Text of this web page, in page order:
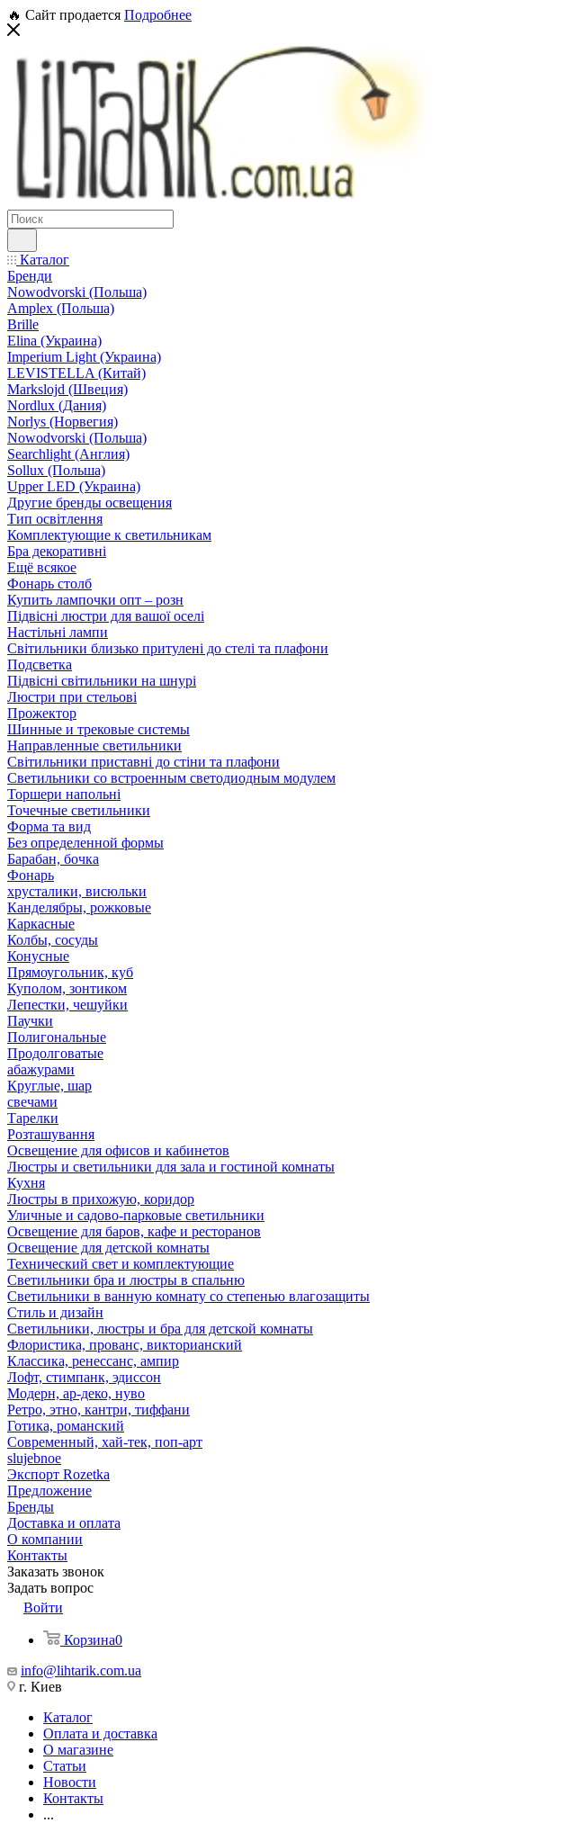
🔥 Сайт продается Подробнее
Каталог
Бренди
Nowodvorski (Польша)
Amplex (Польша)
Brille
Elina (Украина)
Imperium Light (Украина)
LEVISTELLA (Китай)
Markslojd (Швеция)
Nordlux (Дания)
Norlys (Норвегия)
Nowodvorski (Польша)
Searchlight (Англия)
Sollux (Польша)
Upper LED (Украина)
Другие бренды освещения
Тип освітлення
Комплектующие к светильникам
Бра декоративні
Ещё всякое
Фонарь столб
Купить лампочки опт – розн
Підвісні люстри для вашої оселі
Настільні лампи
Світильники близько притулені до стелі та плафони
Подсветка
Підвісні світильники на шнурі
Люстри при стельові
Прожектор
Шинные и трековые системы
Направленные светильники
Світильники приставні до стіни та плафони
Светильники со встроенным светодиодным модулем
Торшери напольні
Точечные светильники
Форма та вид
Без определенной формы
Барабан, бочка
Фонарь
хрусталики, висюльки
Канделябры, рожковые
Каркасные
Колбы, сосуды
Конусные
Прямоугольник, куб
Куполом, зонтиком
Лепестки, чешуйки
Паучки
Полигональные
Продолговатые
абажурами
Круглые, шар
свечами
Тарелки
Розташування
Освещение для офисов и кабинетов
Люстры и светильники для зала и гостиной комнаты
Кухня
Люстры в прихожую, коридор
Уличные и садово-парковые светильники
Освещение для баров, кафе и ресторанов
Освещение для детской комнаты
Технический свет и комплектующие
Светильники бра и люстры в спальню
Светильники в ванную комнату со степенью влагозащиты
Стиль и дизайн
Светильники, люстры и бра для детской комнаты
Флористика, прованс, викторианский
Классика, ренессанс, ампир
Лофт, стимпанк, эдиссон
Модерн, ар-деко, нуво
Ретро, этно, кантри, тиффани
Готика, романский
Современный, хай-тек, поп-арт
slujebnoe
Экспорт Rozetka
Предложение
Бренды
Доставка и оплата
О компании
Контакты
Заказать звонок
Задать вопрос
Войти
Корзина0
info@lihtarik.com.ua
г. Киев
Каталог
Оплата и доставка
О магазине
Статьи
Новости
Контакты
...